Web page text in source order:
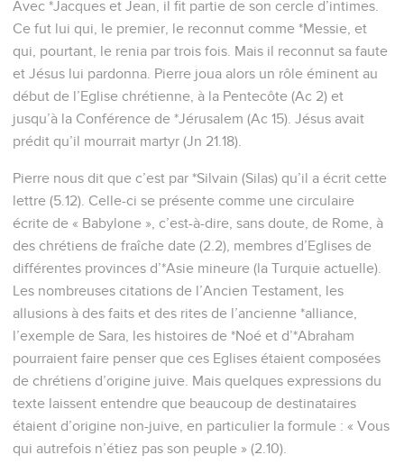
Asie et en Bithynie,
2 (élus) selon la prescience de Dieu le Père, par la
sanctification de l’Esprit, pour l’obéissance et l’aspersion du
sang de Jésus-Christ : Que la grâce et la paix vous soient
multipliées !
Une espérance vivante
3 Béni soit le Dieu et Père de notre Seigneur Jésus-Christ
qui, selon sa grande miséricorde, nous a régénérés, par la
résurrection de Jésus-Christ d’entre les morts, pour une
espérance vivante,
pour un héritage qui ne peut ni se corrompre, ni se souiller,
ni se flétrir et qui vous est réservé dans les cieux,
5 à vous qui êtes gardés en la puissance de Dieu, par la foi,
pour le salut prêt à être révélé dans les derniers temps.
6 Vous en tressaillez d’allégresse, quoique vous soyez
maintenant, pour un peu de temps, puisqu’il le faut, affligés
par diverses épreuves,
7 afin que votre foi éprouvée – bien plus précieuse que l’or
périssable, cependant éprouvé par le feu – se trouve être un